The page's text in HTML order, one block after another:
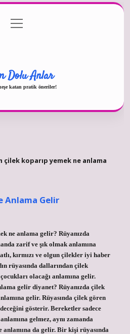
Politikası
menüyü
aç
Dolu Anlar
katan pratik öneriler!
çilek koparıp yemek ne anlama
Anlama Gelir
ne anlama gelir? Rüyanızda
zarif ve şık olmak anlamına
kırmızı ve olgun çilekler iyi haber
rüyasında dallarından çilek
olacağı anlamına gelir.
gelir diyanet? Rüyanızda çilek
gelir. Rüyasında çilek gören
gösterir. Bereketler sadece
gelmez, aynı zamanda
da gelir. Bir kişi rüyasında